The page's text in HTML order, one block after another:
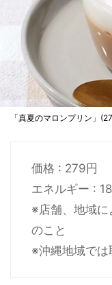
「真夏のマロンプリン」
価格 : 279円
エネルギー :
※店舗、地域に
のこと
※沖縄地域では